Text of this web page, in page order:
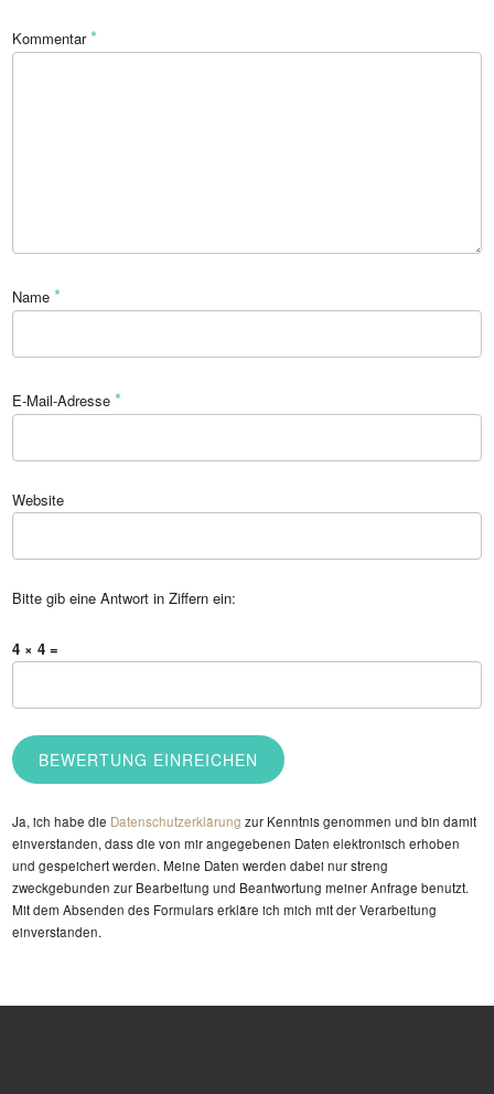
Kommentar*
Name*
E-Mail-Adresse*
Website
Bitte gib eine Antwort in Ziffern ein:
4 × 4 =
Ja, ich habe die Datenschutzerklärung zur Kenntnis genommen und bin damit
einverstanden, dass die von mir angegebenen Daten elektronisch erhoben
und gespeichert werden. Meine Daten werden dabei nur streng
zweckgebunden zur Bearbeitung und Beantwortung meiner Anfrage benutzt.
Mit dem Absenden des Formulars erkläre ich mich mit der Verarbeitung
einverstanden.